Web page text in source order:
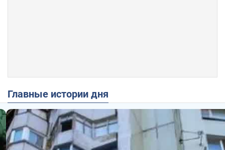
Главные истории дня